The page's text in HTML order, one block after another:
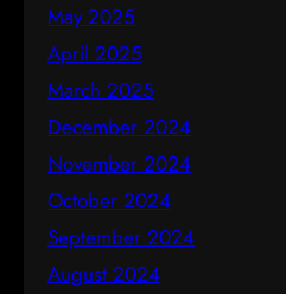
May 2025
April 2025
March 2025
December 2024
November 2024
October 2024
September 2024
August 2024